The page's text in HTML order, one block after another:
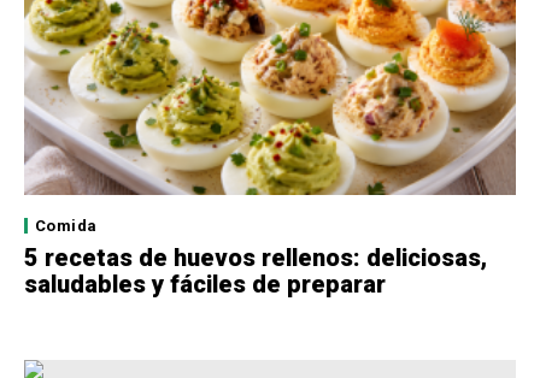
Comida
5 recetas de huevos rellenos: deliciosas,
saludables y fáciles de preparar